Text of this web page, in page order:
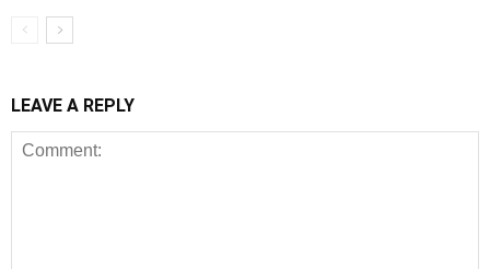
LEAVE A REPLY